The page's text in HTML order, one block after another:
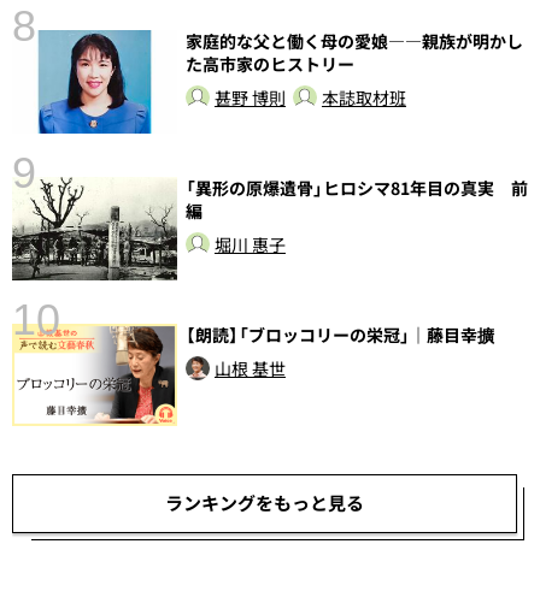
8
家庭的な父と働く母の愛娘――親族が明かし
た高市家のヒストリー
甚野 博則
本誌取材班
9
「異形の原爆遺骨」ヒロシマ81年目の真実 前
編
堀川 惠子
10
【朗読】「ブロッコリーの栄冠」｜藤目幸擴
山根 基世
ランキングをもっと見る